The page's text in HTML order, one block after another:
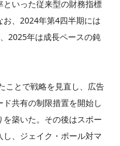
いった従来型の財務指標
、2024年第4四半期には
2025年は成長ペースの鈍
ことで戦略を見直し、広告
共有の制限措置を開始し
築いた。その後はスポー
、ジェイク・ポール対マ